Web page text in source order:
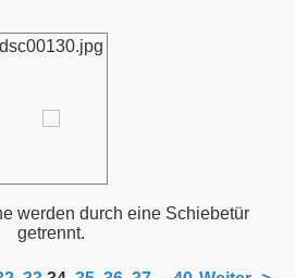
dsc00130.jpg
werden durch eine Schiebetür
getrennt.